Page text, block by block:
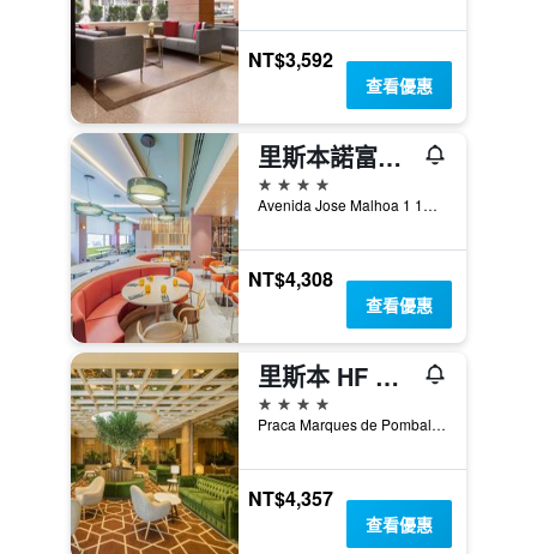
NT$3,592
查看優惠
里斯本諾富特酒店
4星級
Avenida Jose Malhoa 1 1A, 里斯本, 里斯本區, 葡萄牙
NT$4,308
查看優惠
里斯本 HF 菲尼克斯酒店 - 里斯本
4星級
Praca Marques de Pombal, 8, 里斯本, 里斯本區, 葡萄牙
NT$4,357
查看優惠